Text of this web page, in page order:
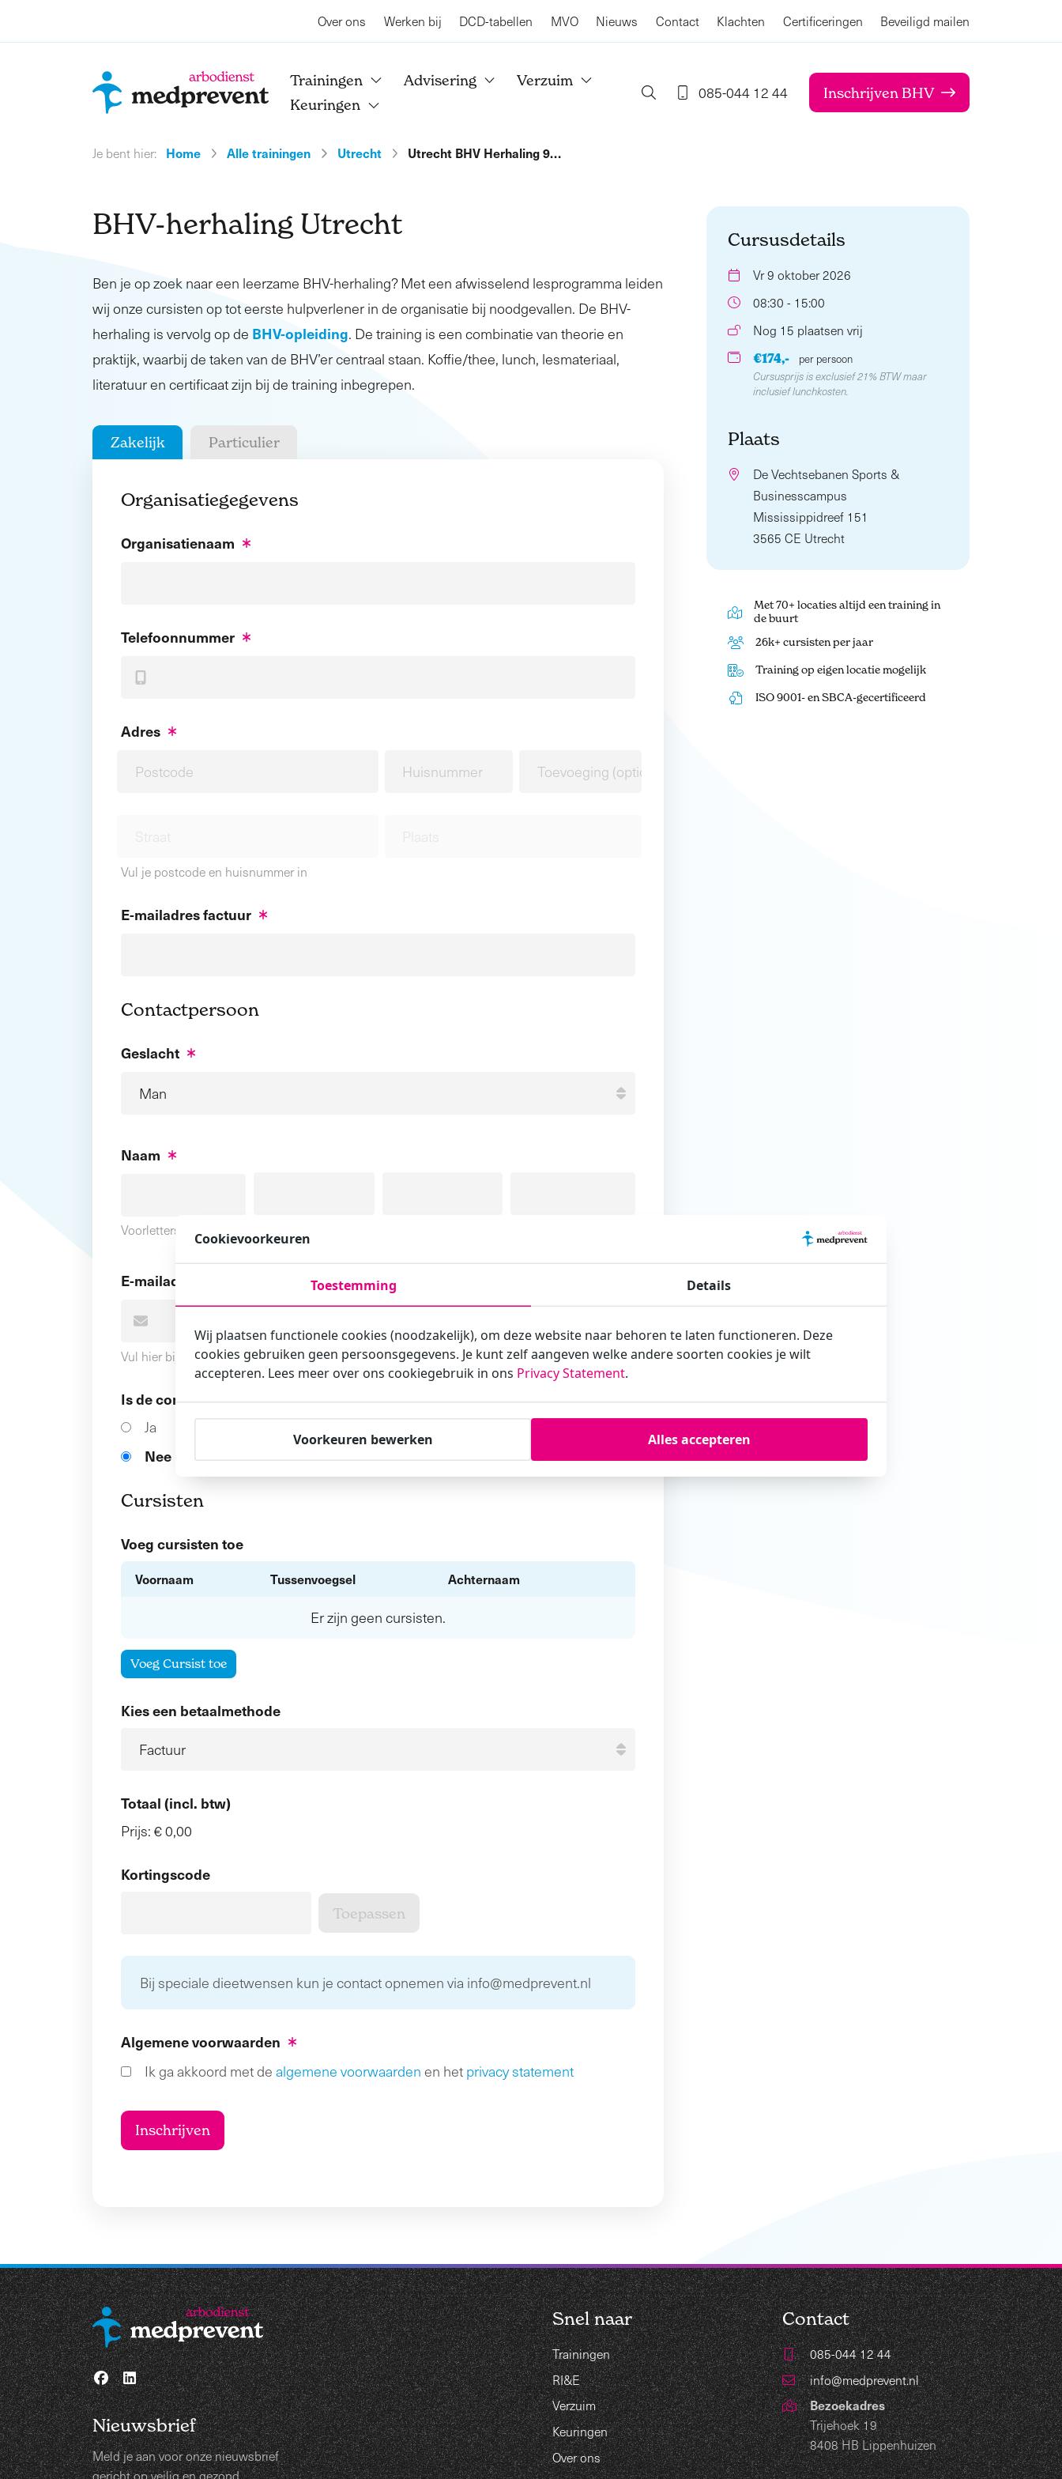
Over ons Werken bij DCD-tabellen MVO Nieuws Contact Klachten Certificeringen Beveiligd mailen
Trainingen Advisering
Verzuim
Keuringen
085-044 12 44 Inschrijven BHV
Je bent hier: Home Alle trainingen Utrecht Utrecht BHV Herhaling 9…
BHV-herhaling Utrecht
Ben je op zoek naar een leerzame BHV-herhaling? Met een afwisselend lesprogramma leiden
wij onze cursisten op tot eerste hulpverlener in de organisatie bij noodgevallen. De BHV-
herhaling is vervolg op de BHV-opleiding. De training is een combinatie van theorie en
praktijk, waarbij de taken van de BHV’er centraal staan. Koffie/thee, lunch, lesmateriaal,
literatuur en certificaat zijn bij de training inbegrepen.
Zakelijk Particulier
Organisatiegegevens
Organisatienaam
Telefoonnummer
Adres
Vul je postcode en huisnummer in
E-mailadres factuur
Contactpersoon
Geslacht
Naam
Voorletters
E-mailadres
Vul hier bij voorkeur het e-mailadres in waarmee je zakelijk/administratief correspondeert
Is de contactpersoon ook een cursist?
Ja
Nee
Cursisten
Voeg cursisten toe
Voornaam Tussenvoegsel Achternaam
Er zijn geen cursisten.
Voeg Cursist toe
Kies een betaalmethode
Totaal (incl. btw)
Prijs: € 0,00
Kortingscode
Bij speciale dieetwensen kun je contact opnemen via info@medprevent.nl
Algemene voorwaarden
Ik ga akkoord met de algemene voorwaarden en het privacy statement
Cursusdetails
Vr 9 oktober 2026
08:30 - 15:00
Nog 15 plaatsen vrij
€174,-
per persoon
Cursusprijs is exclusief 21% BTW maar
inclusief lunchkosten.
Plaats
De Vechtsebanen Sports &
Businesscampus
Mississippidreef 151
3565 CE Utrecht
Met 70+ locaties altijd een training in
de buurt
26k+ cursisten per jaar
Training op eigen locatie mogelijk
ISO 9001- en SBCA-gecertificeerd
Nieuwsbrief
Meld je aan voor onze nieuwsbrief
gericht op veilig en gezond
Snel naar
Trainingen
RI&E
Verzuim
Keuringen
Over ons
Contact
085-044 12 44
info@medprevent.nl
Bezoekadres
Trijehoek 19
8408 HB Lippenhuizen
Cookievoorkeuren
Toestemming Details
Wij plaatsen functionele cookies (noodzakelijk), om deze website naar behoren te laten functioneren. Deze
cookies gebruiken geen persoonsgegevens. Je kunt zelf aangeven welke andere soorten cookies je wilt
accepteren. Lees meer over ons cookiegebruik in ons Privacy Statement.
Voorkeuren bewerken Alles accepteren